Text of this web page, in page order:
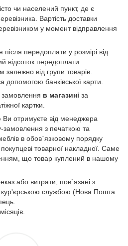
чи населений пункт, де є
Вартість доставки
у момент відправлення
передоплати у розмірі від
відсоток передоплати
від групи товарів.
допомогою банківської карти.
в магазині за
картки.
Ви отримуєте від менеджера
замовлення з печаткою та
в обов`язковому порядку
товарної накладної. Саме
що товар куплений в нашому
або витрати, пов`язані з
службою (Нова Пошта